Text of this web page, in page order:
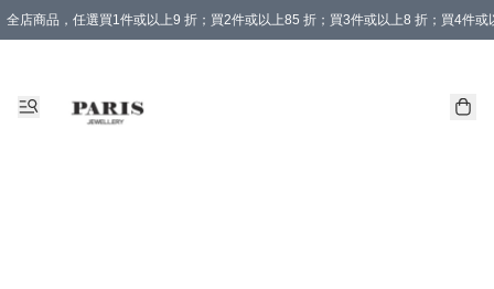
全店商品，任選買1件或以上9 折；買2件或以上85 折；買3件或以上8 折；買4件或